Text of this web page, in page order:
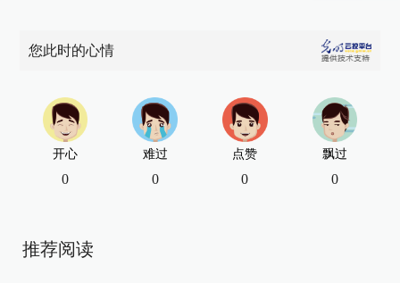
您此时的心情
开心
0
难过
0
点赞
0
飘过
0
推荐阅读